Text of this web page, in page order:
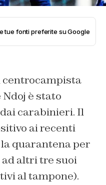
tue fonti preferite su Google
centrocampista
è stato
carabinieri. Il
ai recenti
quarantena per
altri tre suoi
al tampone).